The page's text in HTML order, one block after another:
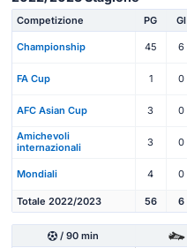
Competizione PG Gl
Championship 45 6
FA Cup 1 0
AFC Asian Cup 3 0
Amichevoli
internazionali
3 0
Mondiali 4 0
Totale 2022/2023 56 6
/ 90 min